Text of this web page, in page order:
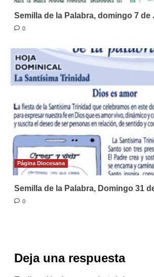
Semilla de la Palabra, domingo 7 de
0
Página Diocesana
Semilla de la Palabra, Domingo 31
0
Deja una respuesta